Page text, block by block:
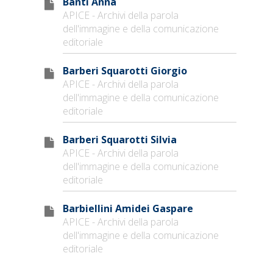
APICE - Archivi della parola
dell'immagine e della comunicazione
editoriale
Barberi Squarotti Giorgio
APICE - Archivi della parola
dell'immagine e della comunicazione
editoriale
Barberi Squarotti Silvia
APICE - Archivi della parola
dell'immagine e della comunicazione
editoriale
Barbiellini Amidei Gaspare
APICE - Archivi della parola
dell'immagine e della comunicazione
editoriale